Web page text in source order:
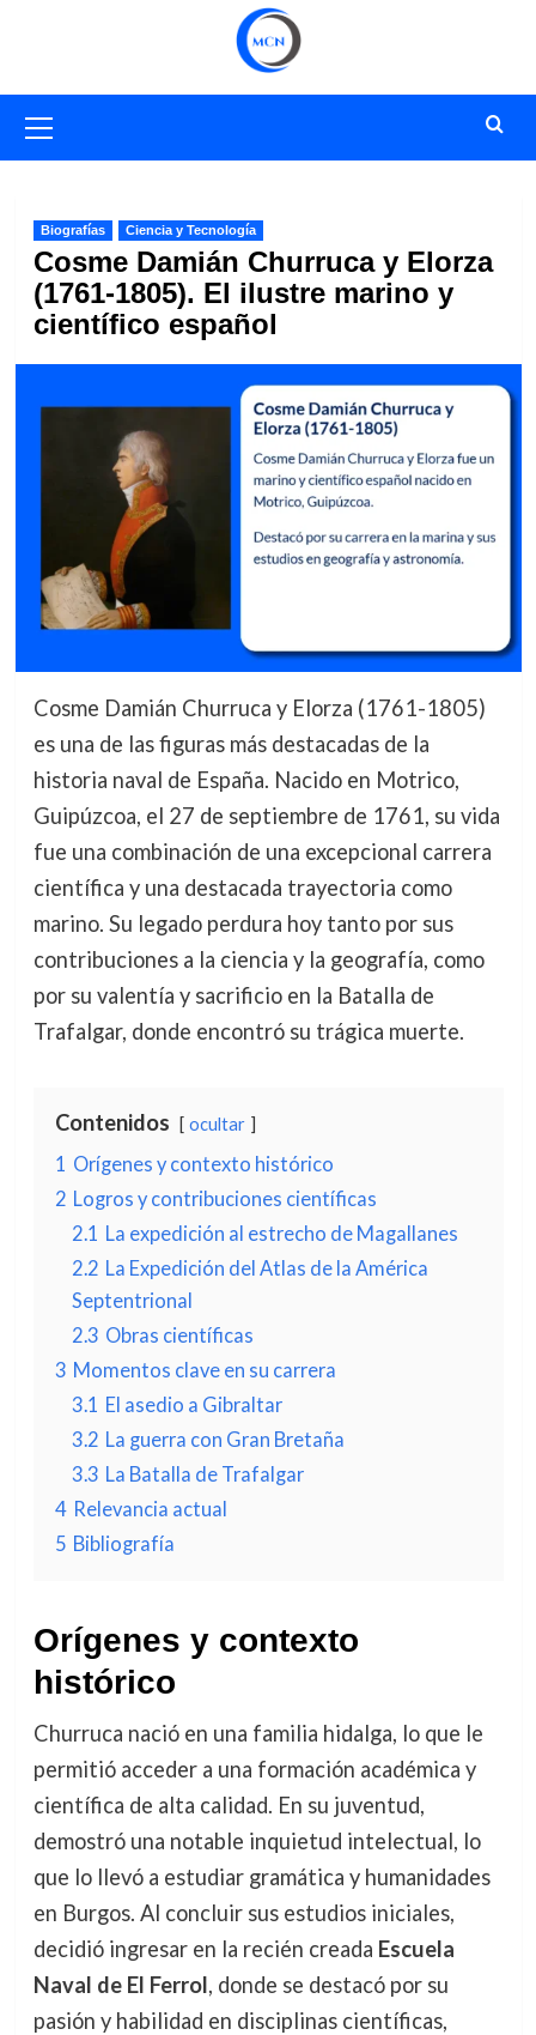
primario
Biografías Ciencia y Tecnología
Cosme Damián Churruca y Elorza
(1761-1805). El ilustre marino y
científico español
Cosme Damián Churruca y Elorza (1761-1805)
es una de las figuras más destacadas de la
historia naval de España. Nacido en Motrico,
Guipúzcoa, el 27 de septiembre de 1761, su vida
fue una combinación de una excepcional carrera
científica y una destacada trayectoria como
marino. Su legado perdura hoy tanto por sus
contribuciones a la ciencia y la geografía, como
por su valentía y sacrificio en la Batalla de
Trafalgar, donde encontró su trágica muerte.
Contenidos ocultar
1 Orígenes y contexto histórico
2 Logros y contribuciones científicas
2.1 La expedición al estrecho de Magallanes
2.2 La Expedición del Atlas de la América
Septentrional
2.3 Obras científicas
3 Momentos clave en su carrera
3.1 El asedio a Gibraltar
3.2 La guerra con Gran Bretaña
3.3 La Batalla de Trafalgar
4 Relevancia actual
5 Bibliografía
Orígenes y contexto
histórico
Churruca nació en una familia hidalga, lo que le
permitió acceder a una formación académica y
científica de alta calidad. En su juventud,
demostró una notable inquietud intelectual, lo
que lo llevó a estudiar gramática y humanidades
en Burgos. Al concluir sus estudios iniciales,
decidió ingresar en la recién creada Escuela
Naval de El Ferrol, donde se destacó por su
pasión y habilidad en disciplinas científicas,